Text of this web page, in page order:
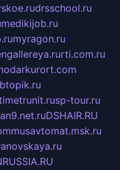
drsschool.ru
medikijob.ru
myragon.ru
rti.com.ru
sp-tour.ru
DSHAIR.RU
musavtomat.msk.ru